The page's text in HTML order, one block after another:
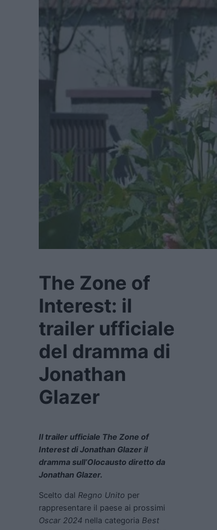
The Zone of
Interest: il
trailer ufficiale
del dramma di
Jonathan
Glazer
Il trailer ufficiale The Zone of
Interest di Jonathan Glazer il
dramma sull’Olocausto diretto da
Jonathan Glazer.
Scelto dal Regno Unito per
rappresentare il paese ai prossimi
Oscar 2024 nella categoria Best